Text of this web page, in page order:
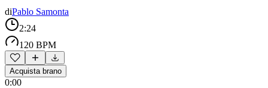
diPablo Samonta
2:24
120 BPM
Acquista brano
0:00